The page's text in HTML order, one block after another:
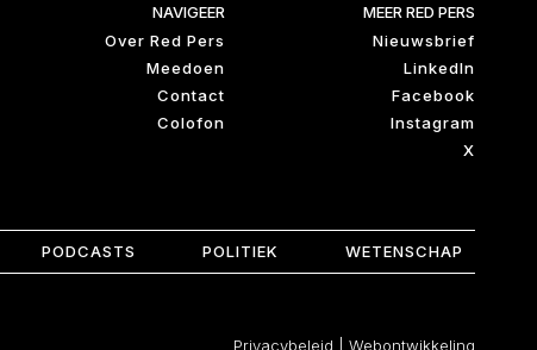
NAVIGEER
Over Red Pers
Meedoen
Contact
Colofon
MEER RED PERS
Nieuwsbrief
LinkedIn
Facebook
Instagram
X
PODCASTS POLITIEK WETENSCHAP
Privacybeleid Webontwikkeling